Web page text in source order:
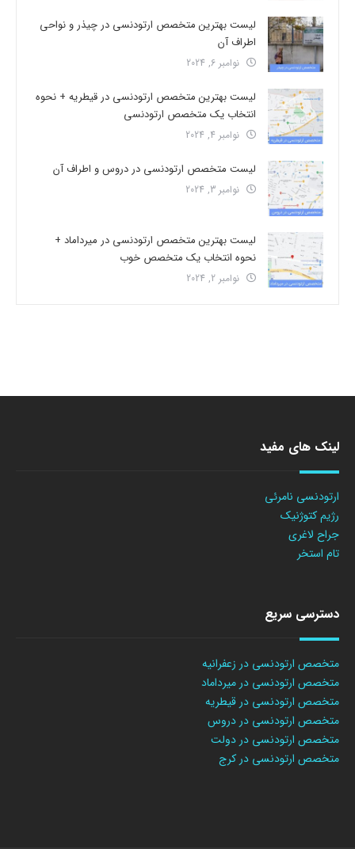
لیست بهترین متخصص ارتودنسی در چیذر و نواحی
اطراف آن
نوامبر 6, 2024
لیست بهترین متخصص ارتودنسی در قیطریه + نحوه
انتخاب یک متخصص ارتودنسی
نوامبر 4, 2024
لیست متخصص ارتودنسی در دروس و اطراف آن
نوامبر 3, 2024
لیست بهترین متخصص ارتودنسی در میرداماد +
نحوه انتخاب یک متخصص خوب
نوامبر 2, 2024
لینک های مفید
ارتودنسی نامرئی
رژیم کتوژنیک
جراح لاغری
تام استخر
دسترسی سریع
متخصص ارتودنسی در زعفرانیه
متخصص ارتودنسی در میرداماد
متخصص ارتودنسی در قیطریه
متخصص ارتودنسی در دروس
متخصص ارتودنسی در دولت
متخصص ارتودنسی در کرج